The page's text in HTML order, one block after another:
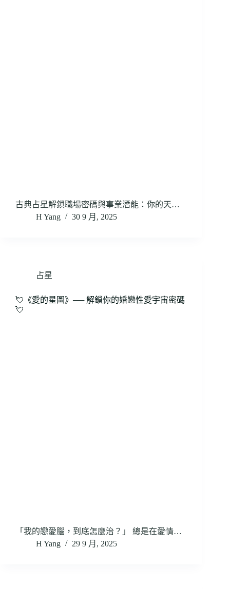
古典占星解鎖職場密碼與事業潛能：你的天…
H Yang
30 9 月, 2025
占星
💘《愛的星圖》── 解鎖你的婚戀性愛宇宙密碼
💘
「我的戀愛腦，到底怎麼治？」 總是在愛情…
H Yang
29 9 月, 2025